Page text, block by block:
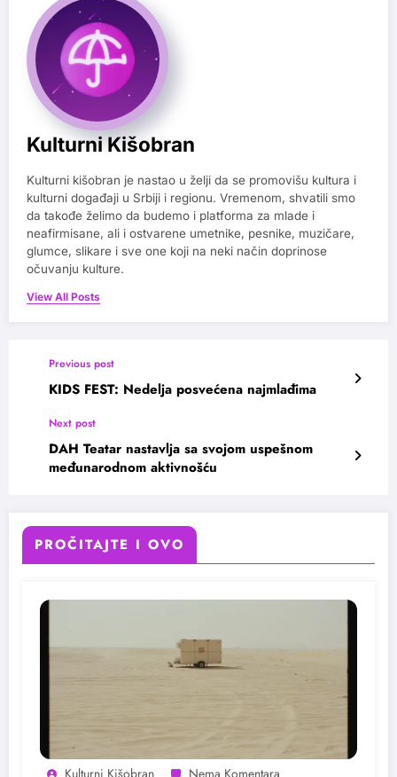
Kulturni Kišobran
Kulturni kišobran je nastao u želji da se promovišu kultura i
kulturni događaji u Srbiji i regionu. Vremenom, shvatili smo
da takođe želimo da budemo i platforma za mlade i
neafirmisane, ali i ostvarene umetnike, pesnike, muzičare,
glumce, slikare i sve one koji na neki način doprinose
očuvanju kulture.
View All Posts
Previous post
KIDS FEST: Nedelja posvećena najmlađima
Next post
DAH Teatar nastavlja sa svojom uspešnom
međunarodnom aktivnošću
PROČITAJTE I OVO